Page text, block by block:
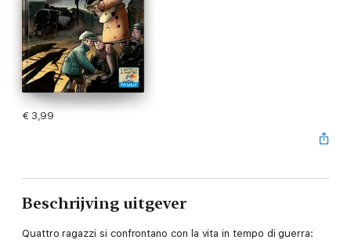
€ 3,99
Beschrijving uitgever
Quattro ragazzi si confrontano con la vita in tempo di guerra: